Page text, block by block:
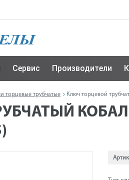
Сервис Производители
торцевые трубчатые Ключ торцевой